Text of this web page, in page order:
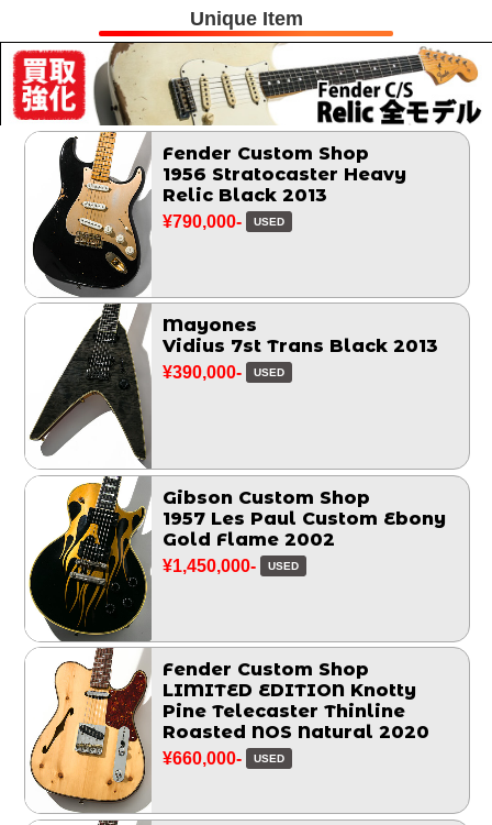
Unique Item
Fender Custom Shop
1956 Stratocaster Heavy
Relic Black 2013
¥790,000- USED
Mayones
Vidius 7st Trans Black 2013
¥390,000- USED
Gibson Custom Shop
1957 Les Paul Custom Ebony
Gold Flame 2002
¥1,450,000- USED
Fender Custom Shop
LIMITED EDITION Knotty
Pine Telecaster Thinline
Roasted NOS Natural 2020
¥660,000- USED